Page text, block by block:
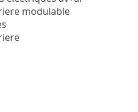
modulable